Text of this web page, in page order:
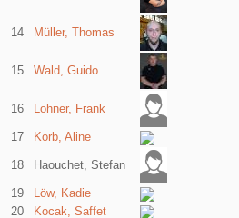
14 Müller, Thomas
15 Wald, Guido
16 Lohner, Frank
17 Korb, Aline
18 Haouchet, Stefan
19
Löw, Kadie
20
Kocak, Saffet